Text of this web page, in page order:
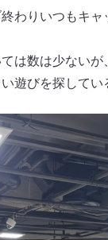
わりいつもキャ
は数は少ないが
遊びを探してい